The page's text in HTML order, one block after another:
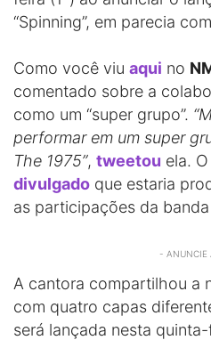
“Spinning”, em parecia
Como você viu aqui no
comentado sobre a
como um “super grupo”.
performar em um super
The 1975”, tweetou ela.
divulgado que estaria
as participações da
- ANUNCIE
A cantora compartilhou a
com quatro capas
será lançada nesta